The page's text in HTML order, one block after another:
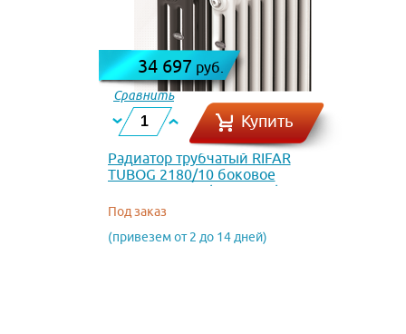
34 697 руб.
Сравнить
Купить
Радиатор трубчатый RIFAR
TUBOG 2180/10 боковое
подключение (Антрацит)
Под заказ
(привезем от 2 до 14 дней)